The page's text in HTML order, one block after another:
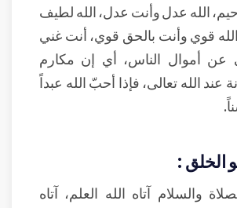
الله عدل وأنت عدل، الله لطيف
قوي وأنت بالحق قوي، أنت غني
عن أموال الناس، أي إن مكارم
عند الله تعالى، فإذا أحبّ الله عبداً
الخلق :
والسلام آتاه الله العلم، آتاه